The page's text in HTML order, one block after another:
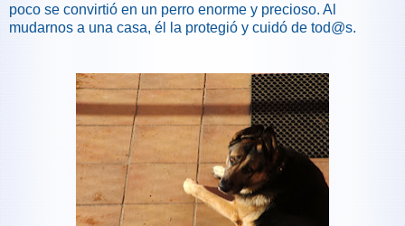
poco se convirtió en un perro enorme y precioso. Al
mudarnos a una casa, él la protegió y cuidó de tod@s.